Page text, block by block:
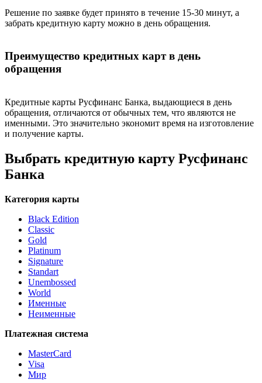
Решение по заявке будет принято в течение 15-30 минут, а
забрать кредитную карту можно в день обращения.
Преимущество кредитных карт в день
обращения
Кредитные карты Русфинанс Банка, выдающиеся в день
обращения, отличаются от обычных тем, что являются не
именными. Это значительно экономит время на изготовление
и получение карты.
Выбрать кредитную карту Русфинанс
Банка
Категория карты
Black Edition
Classic
Gold
Platinum
Signature
Standart
Unembossed
World
Именные
Неименные
Платежная система
MasterCard
Visa
Мир